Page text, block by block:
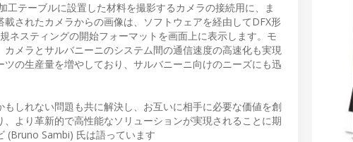
テーブルに設置した材料を撮影するカメラの接続用に、ま
されたカメラからの画像は、ソフトウェアを経由してDFX形
スティングの開始フォーマットを画面上に表示します。モ
メラとサルバニーニのシステム間の通信速度の高速化も実現
の生産量を増やしており、サルバニーニ向けのニーズにも迅
しれない問題も共に解決し、お互いに相手に必要な価値を創
より革新的で高性能なソリューションが実現されることに期
(Bruno Sambi) 氏は語っています